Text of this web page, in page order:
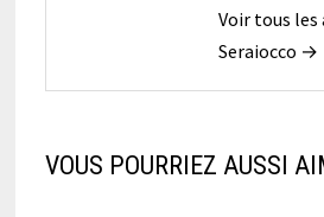
Voir tous les
Seraiocco →
VOUS POURRIEZ AUSSI